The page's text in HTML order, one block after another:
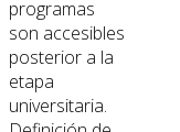
programas
son accesibles
posterior a la
etapa
universitaria.